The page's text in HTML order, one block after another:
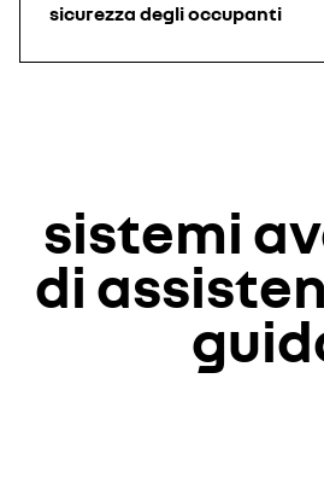
sicurezza degli occupanti
sistemi
di